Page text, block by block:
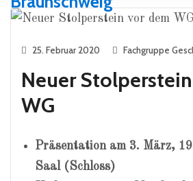
25. Februar 2020 Fachgruppe
Neuer
WG
Präsentation am 3. März,
Saal (Schloss)